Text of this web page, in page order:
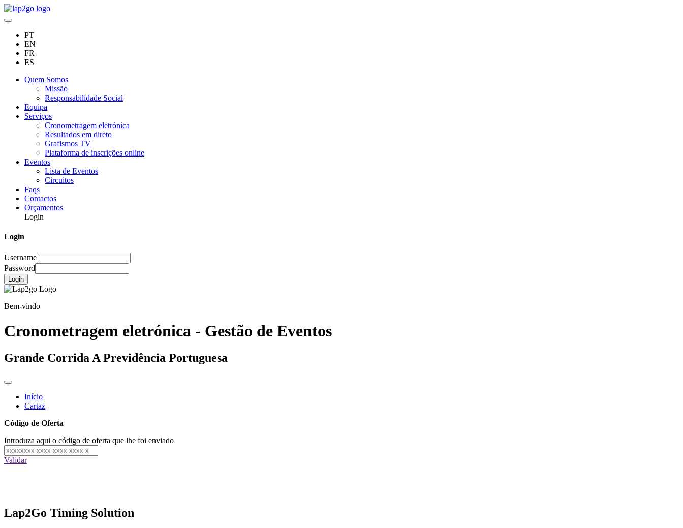
PT
EN
FR
ES
Quem Somos
Missão
Responsabilidade Social
Equipa
Serviços
Cronometragem eletrónica
Resultados em direto
Grafismos TV
Plataforma de inscrições online
Eventos
Lista de Eventos
Circuitos
Faqs
Contactos
Orçamentos
Login
Login
Username
Password
Login
Bem-vindo
Cronometragem eletrónica - Gestão de Eventos
Grande Corrida A Previdência Portuguesa
Início
Cartaz
Código de Oferta
Introduza aqui o código de oferta que lhe foi enviado
Validar
Lap2Go Timing Solution